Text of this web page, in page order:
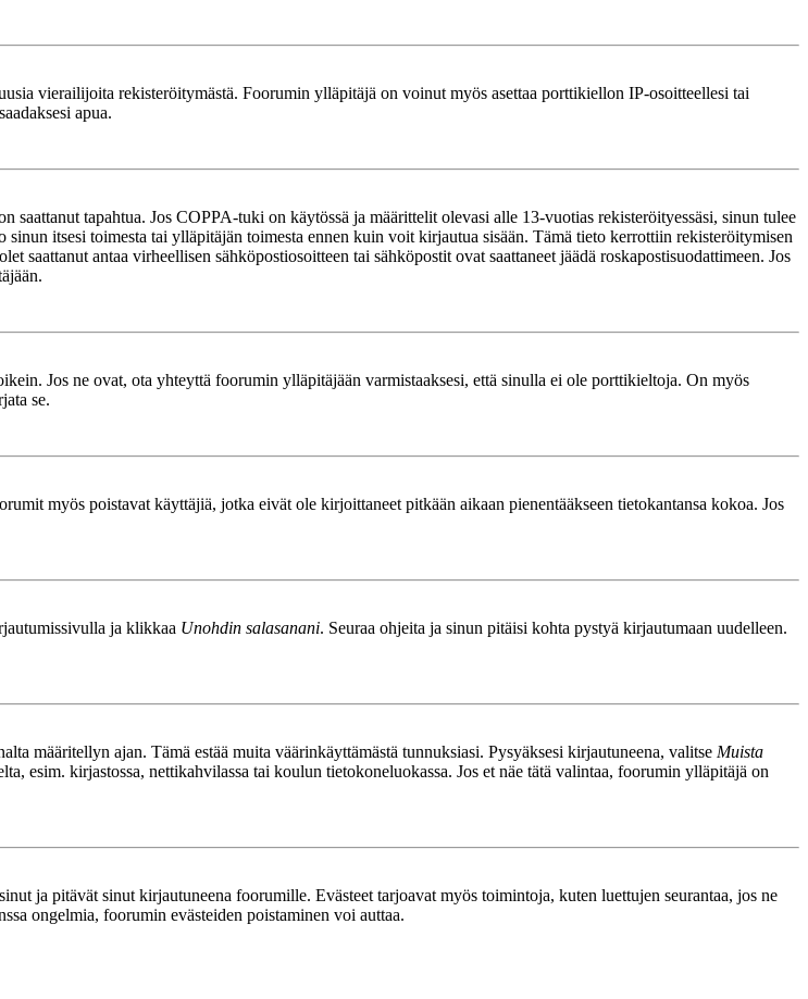
vierailijoita rekisteröitymästä. Foorumin ylläpitäjä on voinut myös asettaa porttikiellon IP-osoitteellesi tai
apua.
saattanut tapahtua. Jos COPPA-tuki on käytössä ja määrittelit olevasi alle 13-vuotias rekisteröityessäsi, sinun tulee
itsesi toimesta tai ylläpitäjän toimesta ennen kuin voit kirjautua sisään. Tämä tieto kerrottiin rekisteröitymisen
saattanut antaa virheellisen sähköpostiosoitteen tai sähköpostit ovat saattaneet jäädä roskapostisuodattimeen. Jos
Jos ne ovat, ota yhteyttä foorumin ylläpitäjään varmistaaksesi, että sinulla ei ole porttikieltoja. On myös
se.
myös poistavat käyttäjiä, jotka eivät ole kirjoittaneet pitkään aikaan pienentääkseen tietokantansa kokoa. Jos
ja klikkaa Unohdin salasanani. Seuraa ohjeita ja sinun pitäisi kohta pystyä kirjautumaan uudelleen.
määritellyn ajan. Tämä estää muita väärinkäyttämästä tunnuksiasi. Pysyäksesi kirjautuneena, valitse Muista
esim. kirjastossa, nettikahvilassa tai koulun tietokoneluokassa. Jos et näe tätä valintaa, foorumin ylläpitäjä on
ja pitävät sinut kirjautuneena foorumille. Evästeet tarjoavat myös toimintoja, kuten luettujen seurantaa, jos ne
ongelmia, foorumin evästeiden poistaminen voi auttaa.